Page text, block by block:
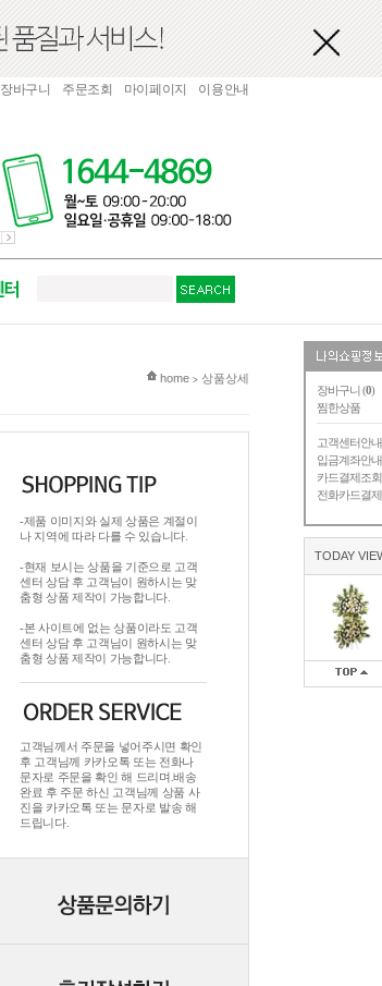
장바구니 (0)
찜한상품
고객센터안내
입금계좌안내
카드결제조회
전화카드결제
TODAY
장바구니 주문조회 마이페이지 이용안내
현재 위치
home > 상품상세
-제품 이미지와 실제 상품은 계절이
나 지역에 따라 다를 수 있습니다.
-현재 보시는 상품을 기준으로 고객
센터 상담 후 고객님이 원하시는 맞
춤형 상품 제작이 가능합니다.
-본 사이트에 없는 상품이라도 고객
센터 상담 후 고객님이 원하시는 맞
춤형 상품 제작이 가능합니다.
고객님께서 주문을 넣어주시면 확인
후 고객님께 카카오톡 또는 전화나
문자로 주문을 확인 해 드리며.배송
완료 후 주문 하신 고객님께 상품 사
진을 카카오톡 또는 문자로 발송 해
드립니다.